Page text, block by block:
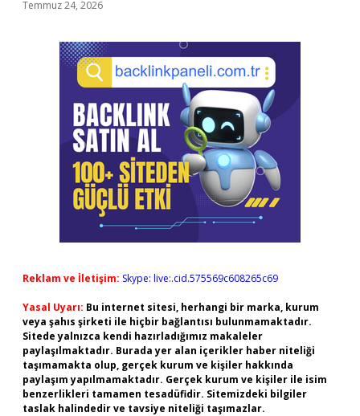
Temmuz 24, 2026
Reklam ve İletişim: Skype: live:.cid.575569c608265c69
Yasal Uyarı: Bu internet sitesi, herhangi bir marka, kurum
veya şahıs şirketi ile hiçbir bağlantısı bulunmamaktadır.
Sitede yalnızca kendi hazırladığımız makaleler
paylaşılmaktadır. Burada yer alan içerikler haber niteliği
taşımamakta olup, gerçek kurum ve kişiler hakkında
paylaşım yapılmamaktadır. Gerçek kurum ve kişiler ile isim
benzerlikleri tamamen tesadüfidir. Sitemizdeki bilgiler
taslak halindedir ve tavsiye niteliği taşımazlar.